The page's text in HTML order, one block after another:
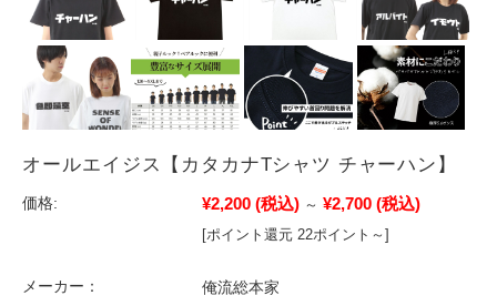
オールエイジス【カタカナTシャツ チャーハン】
価格: ¥2,200 (税込) ～ ¥2,700 (税込)
[ポイント還元 22ポイント～]
メーカー：
俺流総本家